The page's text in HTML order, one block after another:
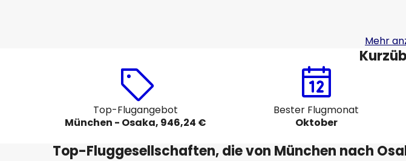
Mehr
Top-Flugangebot
München - Osaka, 946,24 €
Bester Flugmonat
Oktober
Top-Fluggesellschaften, die von München nach